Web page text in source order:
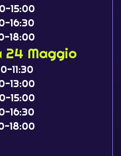
15:00
16:30
18:00
24 Maggio
11:30
13:00
15:00
16:30
18:00